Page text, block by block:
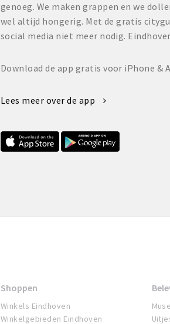
genoeg. We maken grappen en we
wel altijd hongerig. Met de gratis
social media niet meer nodig.
Download de app gratis voor iPhone &
Lees meer over de app
Shoppen
Winkels Eindhoven
Winkelgebieden Eindhoven